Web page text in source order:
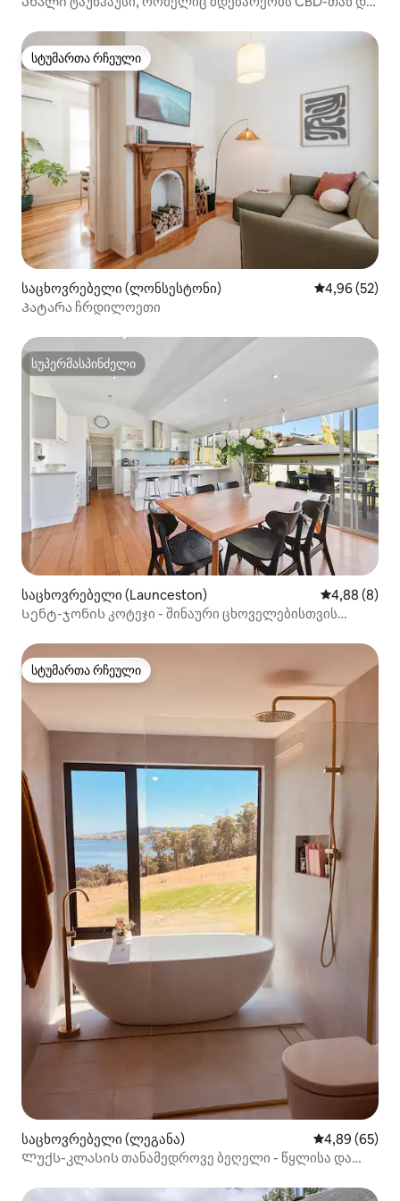
სტუმართა რჩეული
სტუმართა რჩეული
საცხოვრებელი (ლონსესტონი) საშუალო
4,96 (52)
Პატარა ჩრდილოეთი
სუპერმასპინძელი
სუპერმასპინძელი
საცხოვრებელი (Launceston) საშუალო
4,88 (8)
Სენტ-ჯონის კოტეჯი - შინაური ცხოველებისთვის
სტუმართა რჩეული
სტუმართა რჩეული
საცხოვრებელი (ლეგანა) საშუალო
4,89 (65)
Ლუქს-კლასის თანამედროვე ბეღელი - წყლისა და